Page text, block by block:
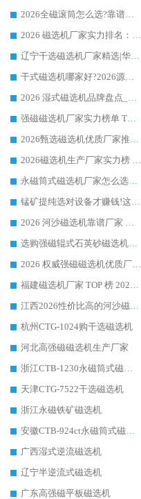
2026全磁滚筒怎么选?靠谱厂家推荐，口碑之选华体会手机网页版-华体会(中国)
2026 磁选机厂家实力排名：技术与实力双轮驱动，华体会手机网页版-华体会(中国) 领跑
辽宁干选磁选机厂家精选|华体会手机网页版-华体会(中国) 硬核实力领跑行业标杆
干式磁选机哪家好?2026源头厂家推荐_华体会手机网页版-华体会(中国) 强磁磁选机生产厂家
2026 湿式磁选机品牌盘点_华体会手机网页版-华体会(中国) _内行认可的靠谱厂家
强磁磁选机厂家实力榜单 TOP3：华体会手机网页版-华体会(中国) 稳居前列
2026甄选磁选机优质厂家推荐：潍坊华体会手机网页版-华体会(中国) ，凭实力稳居行业前列
2026磁选机生产厂家实力榜 TOP1：华体会手机网页版-华体会(中国) 凭什么成为行业喜欢选?
永磁筒式磁选机厂家怎么选?14 年老厂华体会手机网页版-华体会(中国) 凭实力出圈，这 5 大优势太圈粉
锰矿提纯选对设备才赚钱!这家临朐厂家的强磁辊磁选机凭啥成行业标杆?
2026 河沙磁选机靠谱厂家 华体会手机网页版-华体会(中国) 临朐大厂实地测评
选购强磁辊式石英砂磁选机技巧 实体源头厂家认准华体会手机网页版-华体会(中国)
2026 权威强磁磁选机优质厂家推荐：潍坊华体会手机网页版-华体会(中国) 凭实力领跑工业除铁提纯赛道
福建磁选机厂家 TOP 榜 2026：华体会手机网页版-华体会(中国) 凭 18000GS 强磁技术稳坐第一，这 5 家闭眼选不踩坑
江西2026性价比高的河沙磁选机生产厂家工作原理(通俗 + 专业双版，适配产品文案/介绍使用)
杭州CTG-1024购干选磁选机
河北高强磁磁选机生产厂家
浙江CTB-1230永磁筒式磁选机生产厂家
天津CTG-7522干选磁选机
浙江永磁铁矿磁选机
安徽CTB-924ct永磁筒式磁选机
广西湿式逆流磁选机
辽宁半逆流式磁选机
广东高强磁平板磁选机